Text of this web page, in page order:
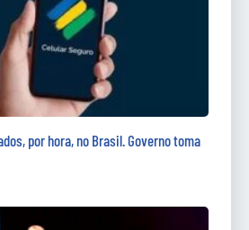
por hora, no Brasil. Governo toma